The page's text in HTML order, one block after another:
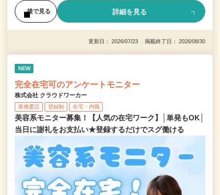
後で見る 詳細を見る
更新日： 2026/07/23 掲載終了日： 2026/08/30
NEW
完全在宅可のアンケートモニター
株式会社 クラウドワーカー
業務委託 登録制 在宅・内職
美容系モニター募集！【人気の在宅ワーク】│単発もOK│
当日に謝礼をお支払い★登録するだけでスグ働ける